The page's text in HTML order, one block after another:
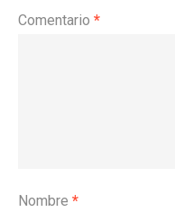
Comentario *
Nombre *